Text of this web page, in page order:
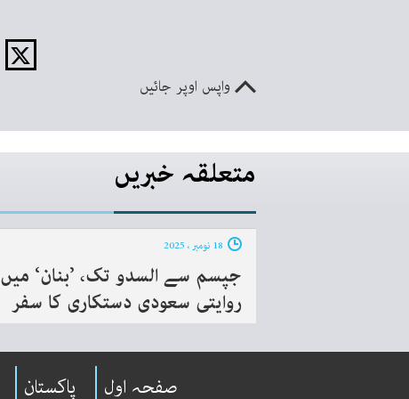
واپس اوپر جائیں
متعلقہ خبریں
جپسم سے السدو تک، ’بنان‘ میں
روایتی سعودی دستکاری کا سفر
صفحہ اول پاکستان